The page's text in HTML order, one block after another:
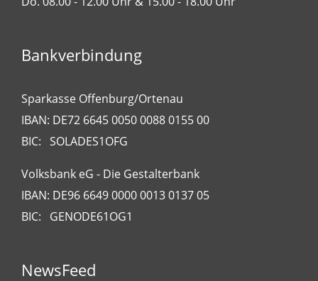
Bankverbindung
Sparkasse Offenburg/Ortenau
IBAN: DE72 6645 0050 0088 0155 00
BIC: SOLADES1OFG
Volksbank eG - Die Gestalterbank
IBAN: DE96 6649 0000 0013 0137 05
BIC: GENODE61OG1
NewsFeed